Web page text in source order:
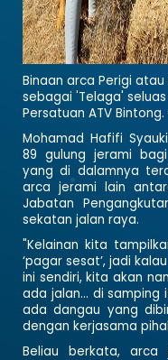
Binaan arca Perigi
sebagai 'Telaga'
Persatuan ATV
Mohamad Hafifi
89 gulung jerami bagi
yang di dalamnya
arca jerami lain
Jabatan
sekatan jalan raya.
"Kelainan kita
‘pagar sesat’, jadi
ini sendiri, kita akan
ada jalan... di samping
ada dangau yang
dengan kerjasama
Beliau berkata,